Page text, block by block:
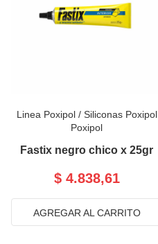
Linea Poxipol/ Siliconas Poxipol
Poxipol
Fastix negro chico x 25gr
$ 4.838,61
AGREGAR AL CARRITO